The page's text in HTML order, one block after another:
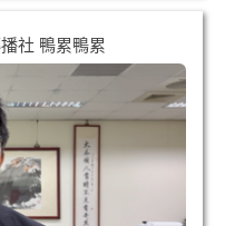
社 鴨累鴨累